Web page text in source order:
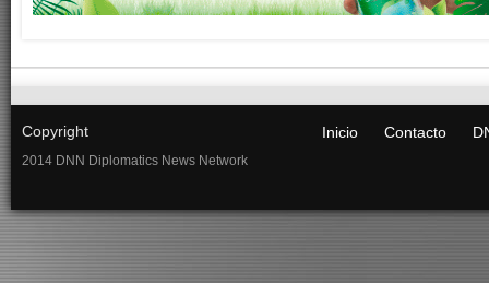
Copyright
2014 DNN Diplomatics News Network
Inicio Contacto